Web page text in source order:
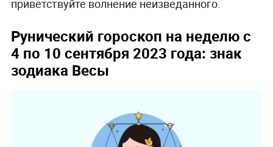
приветствуйте волнение неизведанного.
Рунический гороскоп на неделю с
4 по 10 сентября 2023 года: знак
зодиака Весы